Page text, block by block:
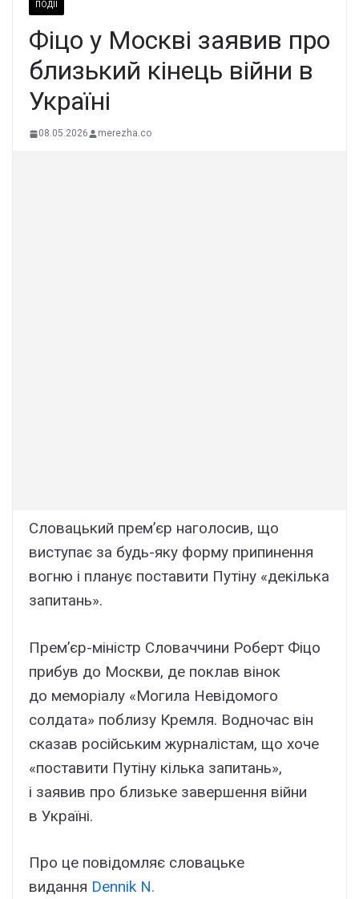
ПОДІЇ
Фіцо у Москві заявив про
близький кінець війни в
Україні
08.05.2026 merezha.co
Словацький прем’єр наголосив, що
виступає за будь-яку форму припинення
вогню і планує поставити Путіну «декілька
запитань».
Прем’єр-міністр Словаччини Роберт Фіцо
прибув до Москви, де поклав вінок
до меморіалу «Могила Невідомого
солдата» поблизу Кремля. Водночас він
сказав російським журналістам, що хоче
«поставити Путіну кілька запитань»,
і заявив про близьке завершення війни
в Україні.
Про це повідомляє словацьке
видання Dennik N.